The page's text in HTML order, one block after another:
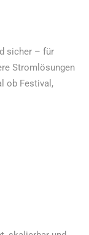
sicher – für
Stromlösungen
ob Festival,